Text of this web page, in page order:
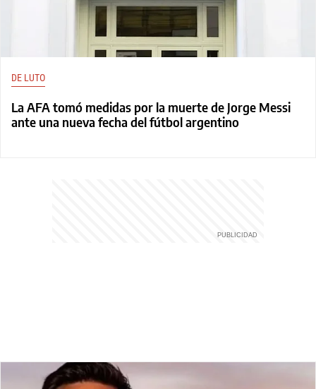
DE LUTO
La AFA tomó medidas por la muerte de Jorge Messi
ante una nueva fecha del fútbol argentino